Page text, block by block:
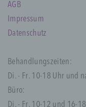
AGB
Impressum
Datenschutz
Behandlungszeiten:
Di. - Fr. 10-18 Uhr und
Büro:
Di. - Fr. 10-12 und 16-
mehreren
natürlichen
kann.